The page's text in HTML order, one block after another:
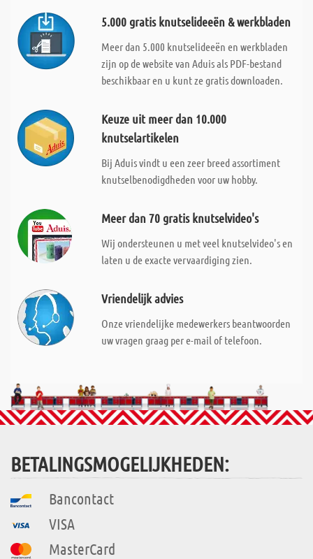
5.000 gratis knutselideeën & werkbladen
Meer dan 5.000 knutselideeën en werkbladen
zijn op de website van Aduis als PDF-bestand
beschikbaar en u kunt ze gratis downloaden.
Keuze uit meer dan 10.000
knutselartikelen
Bij Aduis vindt u een zeer breed assortiment
knutselbenodigdheden voor uw hobby.
Meer dan 70 gratis knutselvideo's
Wij ondersteunen u met veel knutselvideo's en
laten u de exacte vervaardiging zien.
Vriendelijk advies
Onze vriendelijke medewerkers beantwoorden
uw vragen graag per e-mail of telefoon.
BETALINGSMOGELIJKHEDEN:
Bancontact
VISA
MasterCard